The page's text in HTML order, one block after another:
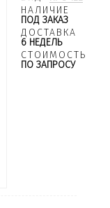
НАЛИЧИЕ
ПОД ЗАКАЗ
ДОСТАВКА
6 НЕДЕЛЬ
СТОИМОСТЬ
ПО ЗАПРОСУ